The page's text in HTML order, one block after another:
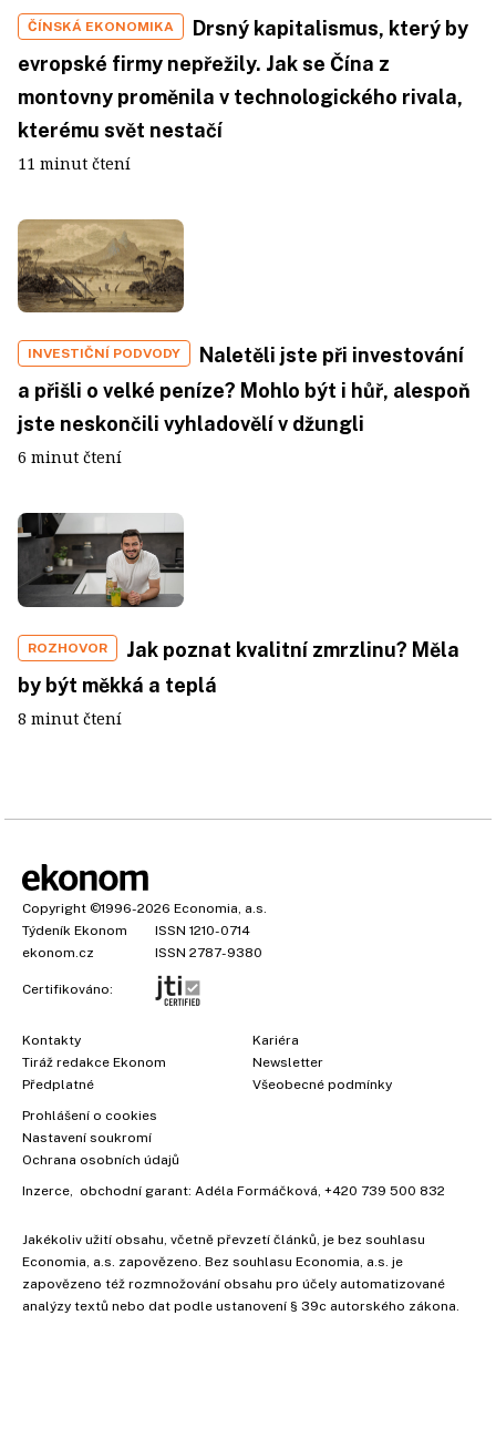
ČÍNSKÁ EKONOMIKA
Drsný kapitalismus, který by
evropské firmy nepřežily. Jak se Čína z
montovny proměnila v technologického rivala,
kterému svět nestačí
11 minut čtení
INVESTIČNÍ PODVODY
Naletěli jste při investování
a přišli o velké peníze? Mohlo být i hůř, alespoň
jste neskončili vyhladovělí v džungli
6 minut čtení
ROZHOVOR
Jak poznat kvalitní zmrzlinu? Měla
by být měkká a teplá
8 minut čtení
Copyright ©1996-2026 Economia, a.s.
Týdeník Ekonom
ISSN 1210-0714
ekonom.cz
ISSN 2787-9380
Certifikováno:
Kontakty
Tiráž redakce Ekonom
Předplatné
Kariéra
Newsletter
Všeobecné podmínky
Prohlášení o cookies
Nastavení soukromí
Ochrana osobních údajů
Inzerce , obchodní garant: Adéla Formáčková +420 739 500 832
Jakékoliv užití obsahu, včetně převzetí článků, je bez souhlasu
Economia, a.s. zapovězeno. Bez souhlasu Economia, a.s. je
zapovězeno též rozmnožování obsahu pro účely automatizované
analýzy textů nebo dat podle ustanovení § 39c autorského zákona.